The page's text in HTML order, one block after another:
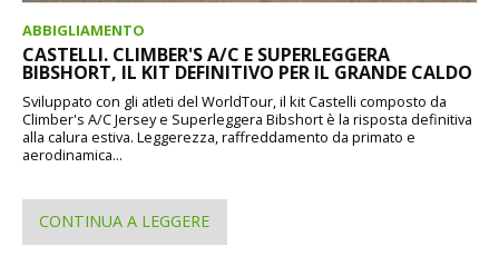
ABBIGLIAMENTO
CASTELLI. CLIMBER'S A/C E SUPERLEGGERA
BIBSHORT, IL KIT DEFINITIVO PER IL GRANDE CALDO
Sviluppato con gli atleti del WorldTour, il kit Castelli composto da
Climber's A/C Jersey e Superleggera Bibshort è la risposta definitiva
alla calura estiva. Leggerezza, raffreddamento da primato e
aerodinamica...
CONTINUA A LEGGERE